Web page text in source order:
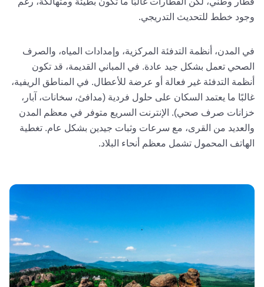
وجود خطط للتحديث التدريجي.
في المدن، أنظمة التدفئة المركزية، وإمدادات المياه، والصرف
الصحي تعمل بشكل جيد عادة. في المباني القديمة، قد تكون
أنظمة التدفئة غير فعالة أو عرضة للأعطال. في المناطق الريفية،
غالبًا ما يعتمد السكان على حلول فردية (مدافئ، سخانات، آبار،
خزانات صرف صحي). الإنترنت السريع متوفر في معظم المدن
والعديد من القرى، مع سرعات وثبات جيدين بشكل عام. تغطية
الهاتف المحمول تشمل معظم أنحاء البلاد.